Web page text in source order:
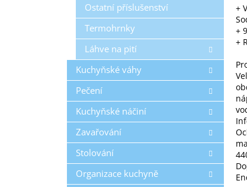
Ostatní příslušenství
Termohrnky
Láhve na pití
Kuchyňské váhy
Pečení
Kuchyňské náčiní
Zavařování
Stolování
Organizace kuchyně
+
+
+